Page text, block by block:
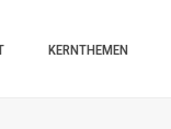
KERNTHEMEN